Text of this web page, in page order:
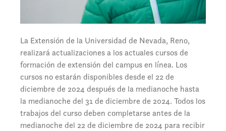
La Extensión de la Universidad de Nevada, Reno,
realizará actualizaciones a los actuales cursos de
formación de extensión del campus en línea. Los
cursos no estarán disponibles desde el 22 de
diciembre de 2024 después de la medianoche hasta
la medianoche del 31 de diciembre de 2024. Todos los
trabajos del curso deben completarse antes de la
medianoche del 22 de diciembre de 2024 para recibir